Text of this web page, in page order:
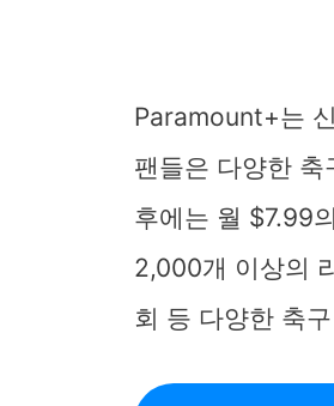
Paramount+는
팬들은 다양한
후에는 월 $7.99
2,000개 이상의
회 등 다양한 축